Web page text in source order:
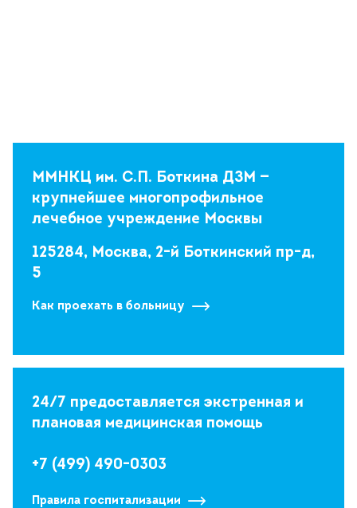
ММНКЦ им. С.П. Боткина ДЗМ —
крупнейшее многопрофильное
лечебное учреждение Москвы
125284, Москва, 2-й Боткинский пр-д,
5
Как проехать в больницу
24/7 предоставляется экстренная и
плановая медицинская помощь
+7 (499) 490-0303
Правила госпитализации